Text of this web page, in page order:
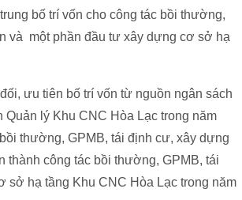
bố trí vốn cho công tác bồi thường,
và một phần đầu tư xây dựng cơ sở hạ
ưu tiên bố trí vốn từ nguồn ngân sách
lý Khu CNC Hòa Lạc trong năm
thường, GPMB, tái định cư, xây dựng
thành công tác bồi thường, GPMB, tái
sở hạ tầng Khu CNC Hòa Lạc trong năm